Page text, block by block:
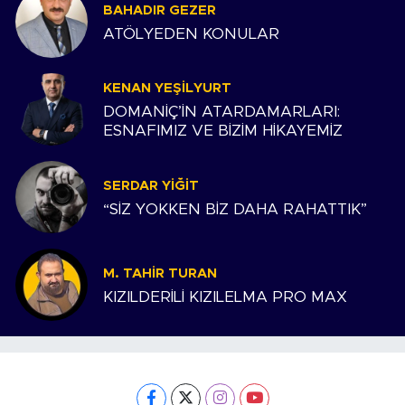
BAHADIR GEZER
ATÖLYEDEN KONULAR
KENAN YEŞILYURT
DOMANİÇ’İN ATARDAMARLARI:
ESNAFIMIZ VE BİZİM HİKAYEMİZ
SERDAR YIĞIT
“SİZ YOKKEN BİZ DAHA RAHATTIK”
M. TAHIR TURAN
KIZILDERİLİ KIZILELMA PRO MAX